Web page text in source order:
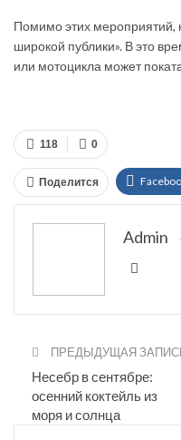
Помимо этих мероприятий,
широкой публики». В это
или мотоцикла может
0
118
Поделится
Admin
ПРЕДЫДУЩАЯ
Несебр в сентябре:
осенний коктейль из
моря и солнца